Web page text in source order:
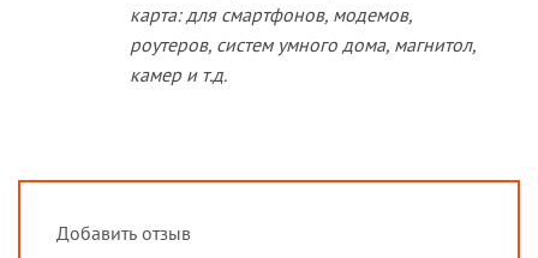
карта: для смартфонов, модемов,
роутеров, систем умного дома, магнитол,
камер и т.д.
Добавить отзыв